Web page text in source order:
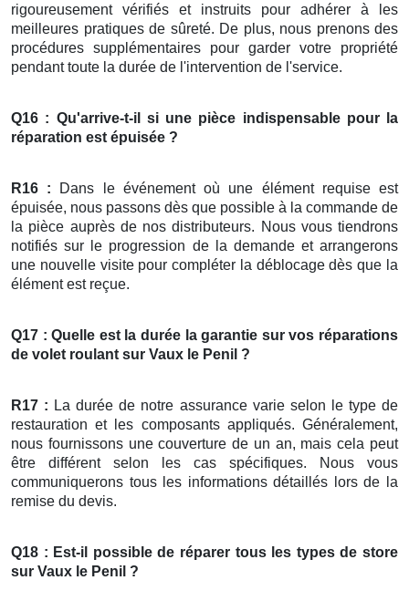
rigoureusement vérifiés et instruits pour adhérer à les
meilleures pratiques de sûreté. De plus, nous prenons des
procédures supplémentaires pour garder votre propriété
pendant toute la durée de l'intervention de l'service.
Q16 : Qu'arrive-t-il si une pièce indispensable pour la
réparation est épuisée ?
R16 : Dans le événement où une élément requise est
épuisée, nous passons dès que possible à la commande de
la pièce auprès de nos distributeurs. Nous vous tiendrons
notifiés sur le progression de la demande et arrangerons
une nouvelle visite pour compléter la déblocage dès que la
élément est reçue.
Q17 : Quelle est la durée la garantie sur vos réparations
de volet roulant sur Vaux le Penil ?
R17 : La durée de notre assurance varie selon le type de
restauration et les composants appliqués. Généralement,
nous fournissons une couverture de un an, mais cela peut
être différent selon les cas spécifiques. Nous vous
communiquerons tous les informations détaillés lors de la
remise du devis.
Q18 : Est-il possible de réparer tous les types de store
sur Vaux le Penil ?